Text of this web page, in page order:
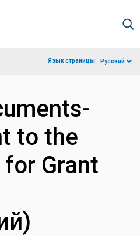
Язык страницы: Русский
to the
Grant